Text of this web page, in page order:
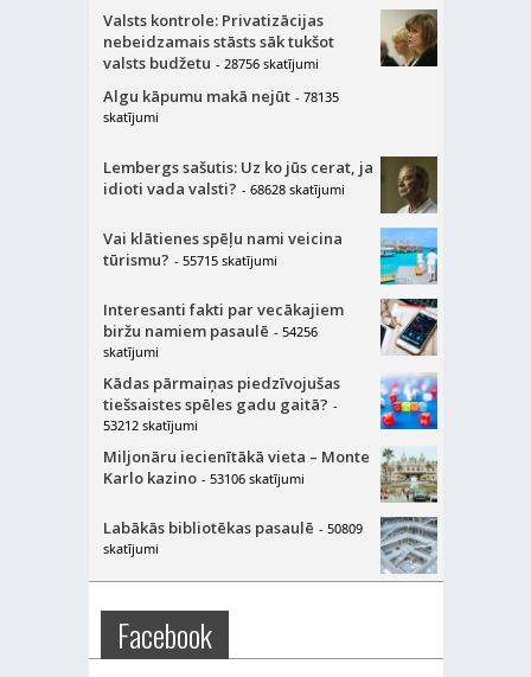
Valsts kontrole: Privatizācijas
nebeidzamais stāsts sāk tukšot
valsts budžetu - 28756 skatījumi
Algu kāpumu makā nejūt - 78135
skatījumi
Lembergs sašutis: Uz ko jūs cerat, ja
idioti vada valsti? - 68628 skatījumi
Vai klātienes spēļu nami veicina
tūrismu? - 55715 skatījumi
Interesanti fakti par vecākajiem
biržu namiem pasaulē - 54256
skatījumi
Kādas pārmaiņas piedzīvojušas
tiešsaistes spēles gadu gaitā? -
53212 skatījumi
Miljonāru iecienītākā vieta – Monte
Karlo kazino - 53106 skatījumi
Labākās bibliotēkas pasaulē - 50809
skatījumi
Facebook